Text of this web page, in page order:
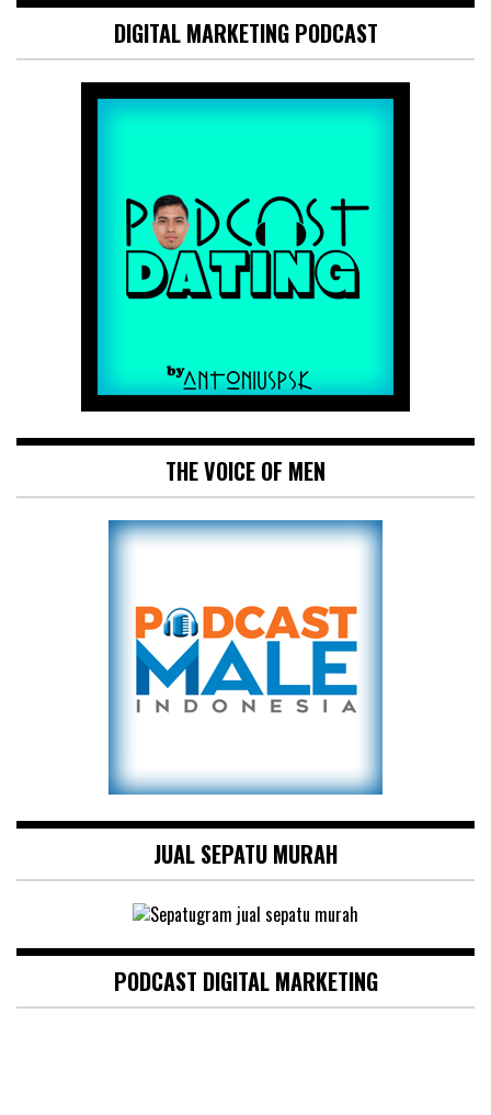
DIGITAL MARKETING PODCAST
THE VOICE OF MEN
JUAL SEPATU MURAH
PODCAST DIGITAL MARKETING